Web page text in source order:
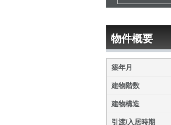
物件概要
築年月
建物階数
建物構造
引渡/入居時期